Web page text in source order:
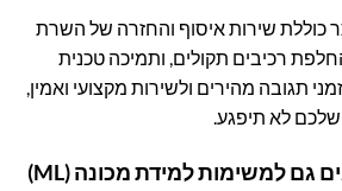
באתר כוללת שירות איסוף והחזרה של השרת
רכיבים תקולים, ותמיכה טכנית
תגובה מהירים ולשירות מקצועי ואמין,
לא תיפגע.
4. האם השרת מתאים גם למשימות למידת מכונה (ML)